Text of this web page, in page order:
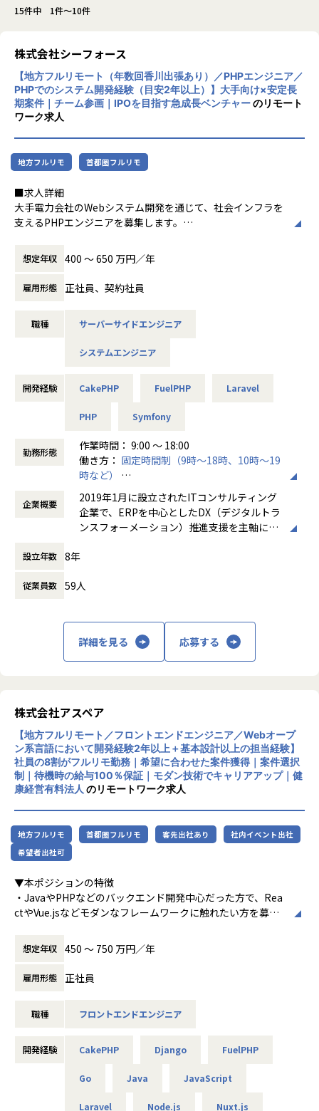
15件中 1件～10件
株式会社シーフォース
【地方フルリモート（年数回香川出張あり）／PHPエンジニア／
PHPでのシステム開発経験（目安2年以上）】大手向け×安定長
期案件｜チーム参画｜IPOを目指す急成長ベンチャーのリモート
ワーク求人
地方フルリモ 首都圏フルリモ
■求人詳細
大手電力会社のWebシステム開発を通じて、社会インフラを
支えるPHPエンジニアを募集します。
せするポジションです。
【募集背景】
当社では現在、大手電力会社向けWebシステム開発プロジェ
社会インフラを支える重要なシステムであり安定性・利便
現在、運用保守は別部隊が担当しており、今回募集するポジ
大手電力会社向けWebシステムを中心に、PHPを用いた開発
本ポジションでは、運用保守ではなく開発業務がメインとな
ります。
■具体的な業務内容
・PHPを用いたWebシステム開発
・既存システムの機能追加、改修
・新規機能開発
・詳細設計、プログラミング、テスト
・新規開発プロジェクトの企画、提案サポート
大手電力会社のWebシステムに携わるため、日々の暮らしや
企業活動を支える社会インフラ領域のシステム開発に関わる
ことができます。
②運用保守ではなく、開発業務がメイン
今回お任せしたいのは、PHPを用いたWebシステム開発で
す。
運用保守は別部隊が担当しているため、開発・改修・機能追
加・新規機能開発を中心に経験を積むことができます。
しながら開発業務に取り組めます。
オンラインでのコミュニケーションやタスク管理を大切にし
ながら主体的に業務を進めていただきます。
⑤複数の開発プロジェクトに携われる
今後は、大手電力会社向けのWebシステムだけでなく、複数
システム開発の経験を積むことができます。
【キャリアアップ】
題を理解し技術で新たな価値を生み出す力がエンジニアによ
将来的にはクライアントの業務課題や現場ニーズを捉え、
・この仕組みで業務を効率化できる
・この機能で利用者の利便性を高められる
といった提案ができるSEへ成長していただきたいと考えてい
想定年収 400 〜 650 万円／年
雇用形態 正社員、契約社員
職種 サーバーサイドエンジニア
システムエンジニア
開発経験 CakePHP FuelPHP Laravel
PHP Symfony
勤務形態
作業時間： 9:00 〜 18:00
働き方： 固定時間制（9時～18時、10時～19
時など）
時間外労働の有無： 有（月平均5時間～20時
間）
休憩時間： 60分
企業概要
2019年1月に設立されたITコンサルティング
企業で、ERPを中心としたDX（デジタルトラ
ンスフォーメーション）推進支援を主軸に事
として、SAP S/4HANA導入・保守、業務改
用、セキュリティ、クリエイティブ領域まで
阪・大崎、さらにベトナム・ダナンにも拠点
を構え、国内外のプロジェクトに対応可能な
体制を整えている。少数精鋭ながら急成長を
ートナーとして企業の変革を支援している。
設立年数 8年
従業員数 59人
詳細を見る 応募する
株式会社アスペア
【地方フルリモート／フロントエンドエンジニア／Webオープ
ン系言語において開発経験2年以上＋基本設計以上の担当経験】
社員の8割がフルリモ勤務｜希望に合わせた案件獲得｜案件選択
制｜待機時の給与100％保証｜モダン技術でキャリアアップ｜健
康経営有料法人 のリモートワーク求人
地方フルリモ 首都圏フルリモ 客先出社あり
社内イベント出社
希望者出社可
▼本ポジションの特徴
・JavaやPHPなどのバックエンド開発中心だった方で、Rea
ctやVue.jsなどモダンなフレームワークに触れたい方を募集
・クライアントと直接契約している案件（間に他の会社を挟
まない）も多く、上流工程から携わることが可能です。
・toBなど業務系のシステム開発が多かったエンジニアが、t
oC向けのWebサービス開発にキャリアチェンジした実績があ
す！
②SIer出身者や業務システムの開発経験が中心で、Webサ
③会社の方針で希望するキャリアを積めていないとお悩み
想定年収 450 〜 750 万円／年
雇用形態 正社員
職種 フロントエンドエンジニア
開発経験 CakePHP Django FuelPHP
Go Java JavaScript
Laravel Node.js Nuxt.js